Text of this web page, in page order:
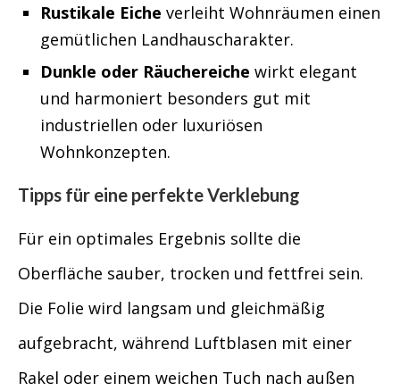
Rustikale Eiche verleiht Wohnräumen einen
gemütlichen Landhauscharakter.
Dunkle oder Räuchereiche wirkt elegant
und harmoniert besonders gut mit
industriellen oder luxuriösen
Wohnkonzepten.
Tipps für eine perfekte Verklebung
Für ein optimales Ergebnis sollte die
Oberfläche sauber, trocken und fettfrei sein.
Die Folie wird langsam und gleichmäßig
aufgebracht, während Luftblasen mit einer
Rakel oder einem weichen Tuch nach außen